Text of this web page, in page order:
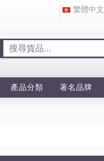
繁體中文
產品分類 著名品牌